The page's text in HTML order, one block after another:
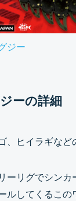
ジー
ーの詳細
、ヒイラギな
ーリグでシン
ルしてくるこの